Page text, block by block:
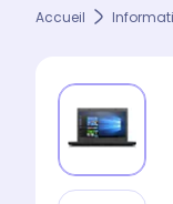
Accueil